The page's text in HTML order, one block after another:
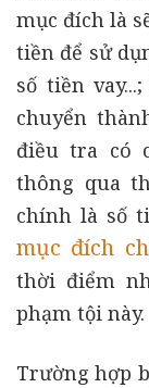
mục đích là
tiền để sử
số tiền
chuyển
điều tra có
thông qua
chính là số
mục đích
thời điểm
phạm tội này.
Trường hợp